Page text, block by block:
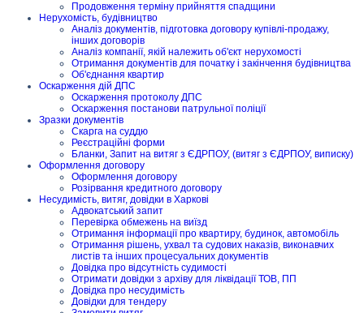
Продовження терміну прийняття спадщини
Нерухомість, будівництво
Аналіз документів, підготовка договору купівлі-продажу,
інших договорів
Аналіз компанії, якій належить об'єкт нерухомості
Отримання документів для початку і закінчення будівництва
Об'єднання квартир
Оскарження дій ДПС
Оскарження протоколу ДПС
Оскарження постанови патрульної поліції
Зразки документів
Скарга на суддю
Реєстраційні форми
Бланки, Запит на витяг з ЄДРПОУ, (витяг з ЄДРПОУ, виписку)
Оформлення договору
Оформлення договору
Розірвання кредитного договору
Несудимість, витяг, довідки в Харкові
Адвокатський запит
Перевірка обмежень на виїзд
Отримання інформації про квартиру, будинок, автомобіль
Отримання рішень, ухвал та судових наказів, виконавчих
листів та інших процесуальних документів
Довідка про відсутність судимості
Отримати довідки з архіву для ліквідації ТОВ, ПП
Довідка про несудимість
Довідки для тендеру